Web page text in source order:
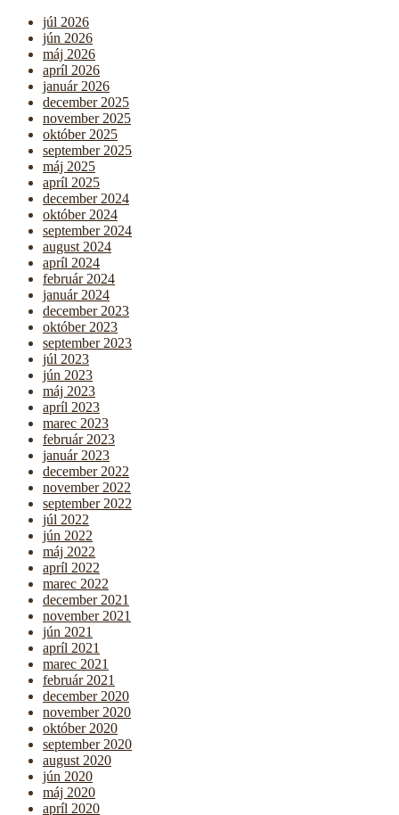
júl 2026
jún 2026
máj 2026
apríl 2026
január 2026
december 2025
november 2025
október 2025
september 2025
máj 2025
apríl 2025
december 2024
október 2024
september 2024
august 2024
apríl 2024
február 2024
január 2024
december 2023
október 2023
september 2023
júl 2023
jún 2023
máj 2023
apríl 2023
marec 2023
február 2023
január 2023
december 2022
november 2022
september 2022
júl 2022
jún 2022
máj 2022
apríl 2022
marec 2022
december 2021
november 2021
jún 2021
apríl 2021
marec 2021
február 2021
december 2020
november 2020
október 2020
september 2020
august 2020
jún 2020
máj 2020
apríl 2020